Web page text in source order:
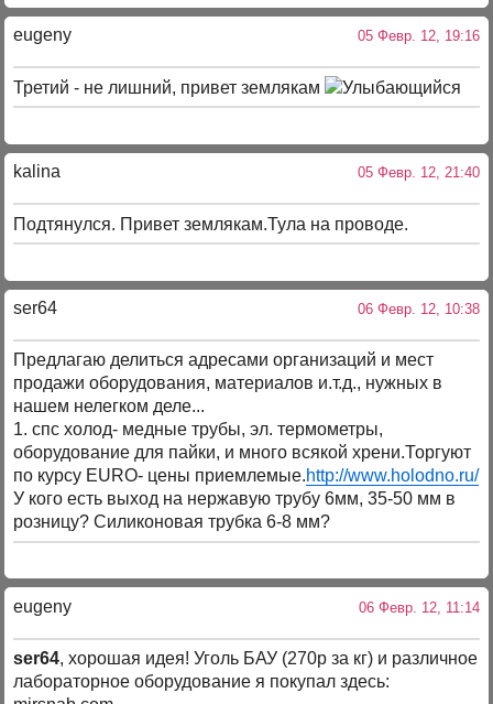
eugeny 05 Февр. 12, 19:16
Третий - не лишний, привет землякам
kalina 05 Февр. 12, 21:40
Подтянулся. Привет землякам.Тула на проводе.
ser64 06 Февр. 12, 10:38
Предлагаю делиться адресами организаций и мест
продажи оборудования, материалов и.т.д., нужных в
нашем нелегком деле...
1. спс холод- медные трубы, эл. термометры,
оборудование для пайки, и много всякой хрени.Торгуют
по курсу EURO- цены приемлемые.http://www.holodno.ru/
У кого есть выход на нержавую трубу 6мм, 35-50 мм в
розницу? Силиконовая трубка 6-8 мм?
eugeny 06 Февр. 12, 11:14
ser64, хорошая идея! Уголь БАУ (270р за кг) и различное
лабораторное оборудование я покупал здесь: